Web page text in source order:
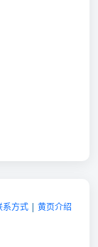
系方式 | 黄页介绍